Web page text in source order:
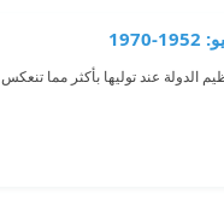
الدولة عند توليها بأكثر مما تنعكس